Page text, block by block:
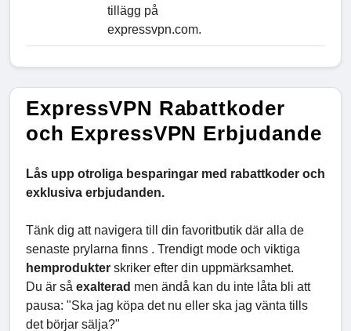
tillägg på
expressvpn.com.
ExpressVPN Rabattkoder
och ExpressVPN Erbjudande
Lås upp otroliga besparingar med rabattkoder och
exklusiva erbjudanden.
Tänk dig att navigera till din favoritbutik där alla de
senaste prylarna finns . Trendigt mode och viktiga
hemprodukter skriker efter din uppmärksamhet.
Du är så exalterad men ändå kan du inte låta bli att
pausa: "Ska jag köpa det nu eller ska jag vänta tills
det börjar sälja?"